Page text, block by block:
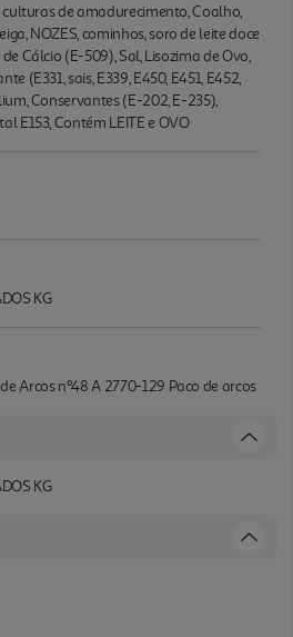
de amadurecimento, Coalho,
NOZES, cominhos, soro de leite doce
Cálcio (E-509), Sal, Lisozima de Ovo,
(E331, sais, E339, E450, E451, E452,
Conservantes (E-202, E-235),
E153, Contém LEITE e OVO
KG
Arcos nº48 A 2770-129 Paco de arcos
KG